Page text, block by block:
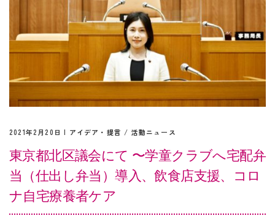
2021年2月20日 | アイデア・提言 / 活動ニュース
東京都北区議会にて 〜学童クラブへ宅配弁
当（仕出し弁当）導入、飲食店支援、コロ
ナ自宅療養者ケア